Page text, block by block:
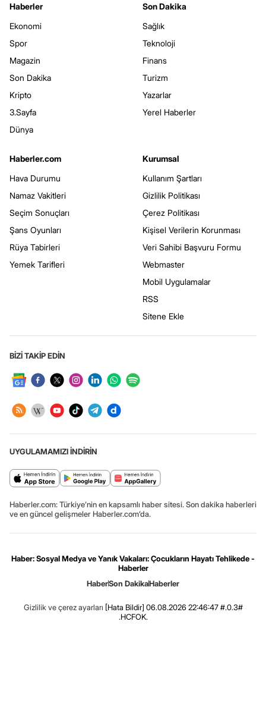
Haberler
Ekonomi
Spor
Magazin
Son Dakika
Kripto
3.Sayfa
Dünya
Son Dakika
Sağlık
Teknoloji
Finans
Turizm
Yazarlar
Yerel Haberler
Haberler.com
Hava Durumu
Namaz Vakitleri
Seçim Sonuçları
Şans Oyunları
Rüya Tabirleri
Yemek Tarifleri
Kurumsal
Kullanım Şartları
Gizlilik Politikası
Çerez Politikası
Kişisel Verilerin Korunması
Veri Sahibi Başvuru Formu
Webmaster
Mobil Uygulamalar
RSS
Sitene Ekle
BİZİ TAKİP EDİN
UYGULAMAMIZI İNDİRİN
Haberler.com: Türkiye’nin en kapsamlı haber sitesi. Son dakika haberleri
ve en güncel gelişmeler Haberler.com’da.
Haber: Sosyal Medya ve Yanık Vakaları: Çocukların Hayatı Tehlikede -
Haberler
HaberSon DakikaHaberler
Gizlilik ve çerez ayarları [Hata Bildir] 06.08.2026 22:46:47 #.0.3#
.HCFOK.